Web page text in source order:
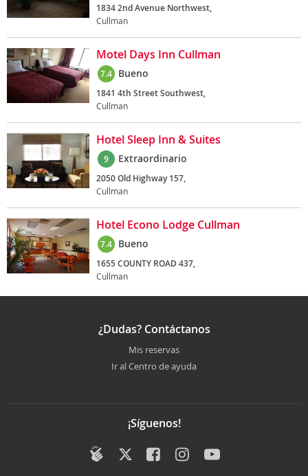
1834 2nd Avenue Northwest,
Cullman
Motel Days Inn Cullman
7.4 Bueno
1841 4th Street Southwest,
Cullman
Hotel Sleep Inn & Suites
9 Extraordinario
2050 Old Highway 157,
Cullman
Hotel Econo Lodge Cullman
7.4 Bueno
1655 COUNTY ROAD 437,
Cullman
¿Dudas? Contáctanos
Mis reservas
Ir al Centro de ayuda
¡Síguenos!